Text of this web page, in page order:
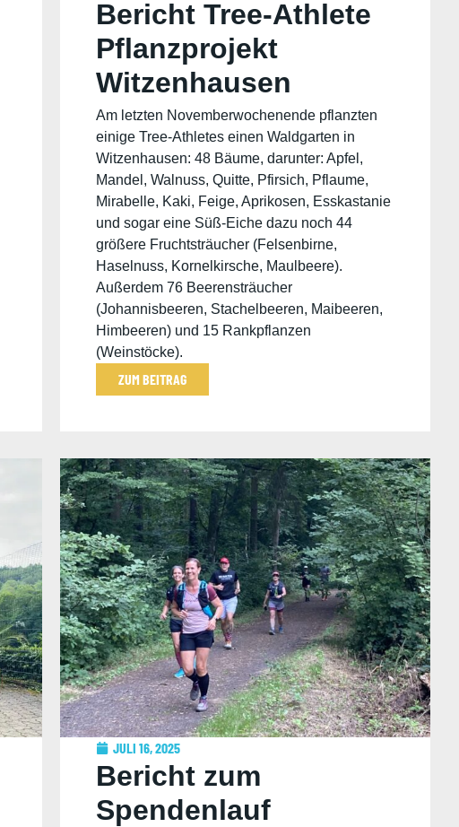
Bericht Tree-Athlete
Pflanzprojekt
Witzenhausen
28.-30.11.2025
Am letzten Novemberwochenende pflanzten
einige Tree-Athletes einen Waldgarten in
Witzenhausen: 48 Bäume, darunter: Apfel,
Mandel, Walnuss, Quitte, Pfirsich, Pflaume,
Mirabelle, Kaki, Feige, Aprikosen, Esskastanie
und sogar eine Süß-Eiche dazu noch 44
größere Fruchtsträucher (Felsenbirne,
Haselnuss, Kornelkirsche, Maulbeere).
Außerdem 76 Beerensträucher
(Johannisbeeren, Stachelbeeren, Maibeeren,
Himbeeren) und 15 Rankpflanzen
(Weinstöcke).
ZUM BEITRAG
JULI 16, 2025
Bericht zum
Spendenlauf